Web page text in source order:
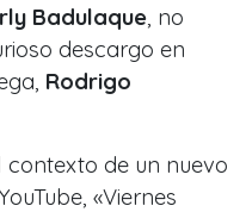
Badulaque, no
descargo en
Rodrigo
de un nuevo
«Viernes